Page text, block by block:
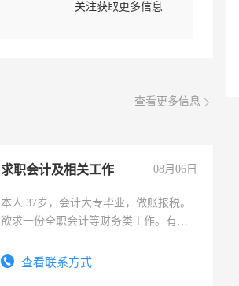
关注获取更多信息
查看更多信息
求职会计及相关工作 08月06日
本人 37岁，会计大专毕业，做账报税。
欲求一份全职会计等财务类工作。有会
查看联系方式